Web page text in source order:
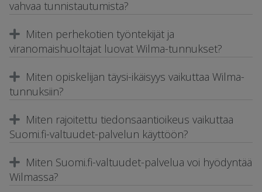
vahvaa tunnistautumista?
Miten perhekotien työntekijät ja
viranomaishuoltajat luovat Wilma-tunnukset?
Miten opiskelijan täysi-ikäisyys vaikuttaa Wilma-
tunnuksiin?
Miten rajoitettu tiedonsaantioikeus vaikuttaa
Suomi.fi-valtuudet-palvelun käyttöön?
Miten Suomi.fi-valtuudet-palvelua voi hyödyntää
Wilmassa?